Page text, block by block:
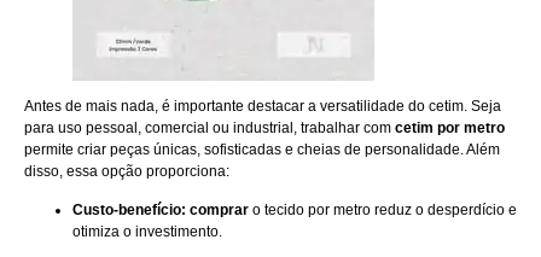
Antes de mais nada, é importante destacar a versatilidade do cetim. Seja
para uso pessoal, comercial ou industrial, trabalhar com cetim por metro
permite criar peças únicas, sofisticadas e cheias de personalidade. Além
disso, essa opção proporciona:
Custo-benefício: comprar o tecido por metro reduz o desperdício e
otimiza o investimento.